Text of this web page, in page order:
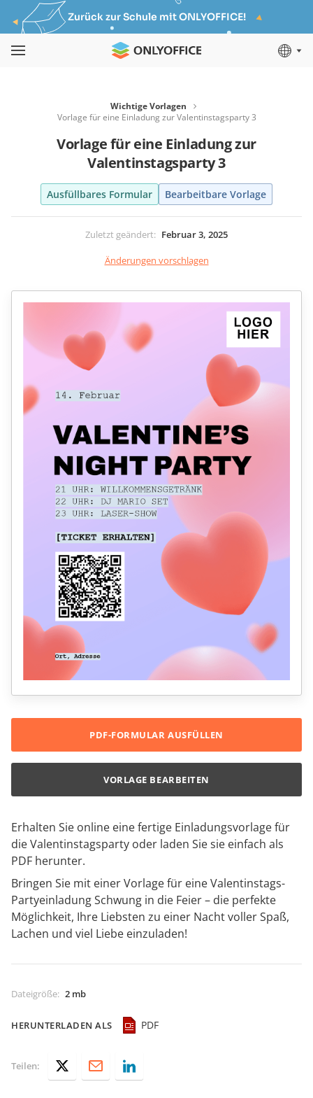
Zurück zur Schule mit ONLYOFFICE!
Wichtige Vorlagen
Vorlage für eine Einladung zur Valentinstagsparty 3
Vorlage für eine Einladung zur
Valentinstagsparty 3
Ausfüllbares Formular Bearbeitbare Vorlage
Zuletzt geändert: Februar 3, 2025
Änderungen vorschlagen
Erhalten Sie online eine fertige Einladungsvorlage für
die Valentinstagsparty oder laden Sie sie einfach als
PDF herunter.
Bringen Sie mit einer Vorlage für eine Valentinstags-
Partyeinladung Schwung in die Feier – die perfekte
Möglichkeit, Ihre Liebsten zu einer Nacht voller Spaß,
Lachen und viel Liebe einzuladen!
Dateigröße: 2 mb
HERUNTERLADEN ALS PDF
PDF-FORMULAR AUSFÜLLEN
VORLAGE BEARBEITEN
Teilen: